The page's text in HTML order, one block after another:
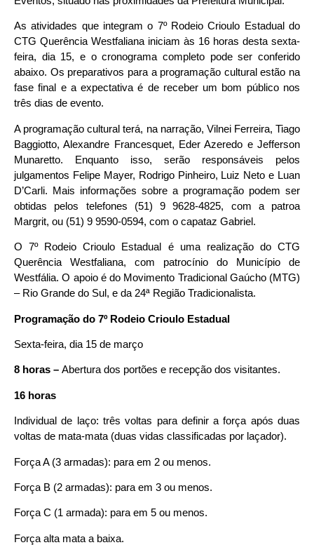
As atividades que integram o 7º Rodeio Crioulo Estadual do
CTG Querência Westfaliana iniciam às 16 horas desta sexta-
feira, dia 15, e o cronograma completo pode ser conferido
abaixo. Os preparativos para a programação cultural estão na
fase final e a expectativa é de receber um bom público nos
três dias de evento.
A programação cultural terá, na narração, Vilnei Ferreira, Tiago
Baggiotto, Alexandre Francesquet, Eder Azeredo e Jefferson
Munaretto. Enquanto isso, serão responsáveis pelos
julgamentos Felipe Mayer, Rodrigo Pinheiro, Luiz Neto e Luan
D’Carli. Mais informações sobre a programação podem ser
obtidas pelos telefones (51) 9 9628-4825, com a patroa
Margrit, ou (51) 9 9590-0594, com o capataz Gabriel.
O 7º Rodeio Crioulo Estadual é uma realização do CTG
Querência Westfaliana, com patrocínio do Município de
Westfália. O apoio é do Movimento Tradicional Gaúcho (MTG)
– Rio Grande do Sul, e da 24ª Região Tradicionalista.
Programação do 7º Rodeio Crioulo Estadual
Sexta-feira, dia 15 de março
8 horas – Abertura dos portões e recepção dos visitantes.
16 horas
Individual de laço: três voltas para definir a força após duas
voltas de mata-mata (duas vidas classificadas por laçador).
Força A (3 armadas): para em 2 ou menos.
Força B (2 armadas): para em 3 ou menos.
Força C (1 armada): para em 5 ou menos.
Força alta mata a baixa.